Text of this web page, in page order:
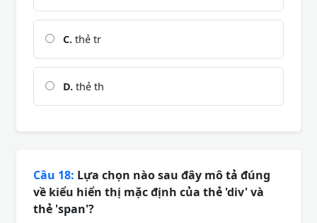
C. thẻ tr
D. thẻ th
Câu 18: Lựa chọn nào sau đây mô tả đúng
về kiểu hiển thị mặc định của thẻ 'div' và
thẻ 'span'?